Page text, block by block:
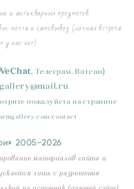
и антикварных предметов.
почта и самовывоз (личная встреча
у нас нет)
, Телеграм, Ватсап)
@mail.ru
пожалуйста на странице
contact
2005-2026
материалов сайта и
лишь с разрешения